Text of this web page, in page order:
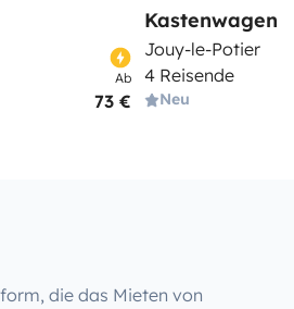
Ab
73 €
Kastenwagen
Jouy-le-Potier
4 Reisende
Neu
die das Mieten von